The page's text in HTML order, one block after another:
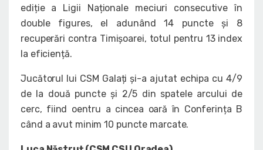
ediție a Ligii Naționale meciuri consecutive în
double figures, el adunând 14 puncte și 8
recuperări contra Timișoarei, totul pentru 13 index
la eficiență.
Jucătorul lui CSM Galați și-a ajutat echipa cu 4/9
de la două puncte și 2/5 din spatele arcului de
cerc, fiind oentru a cincea oară în Conferința B
când a avut minim 10 puncte marcate.